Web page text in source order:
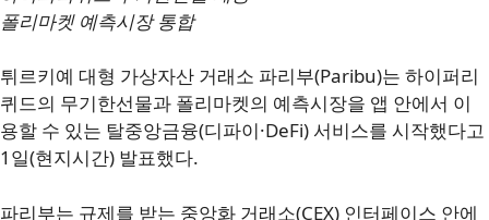
폴리마켓 예측시장 통합
튀르키예 대형 가상자산 거래소 파리부(Paribu)는 하이퍼리
퀴드의 무기한선물과 폴리마켓의 예측시장을 앱 안에서 이
용할 수 있는 탈중앙금융(디파이·DeFi) 서비스를 시작했다고
1일(현지시간) 발표했다.
파리부는 규제를 받는 중앙화 거래소(CEX) 인터페이스 안에